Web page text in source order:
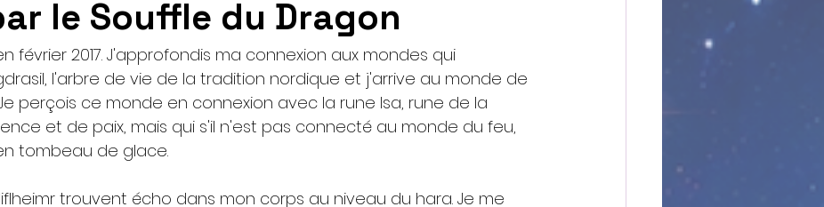
La Danse Méditative Espace Quantique Passages des Saisons
le Souffle du Dragon
février 2017. J'approfondis ma connexion aux mondes qui
l'arbre de vie de la tradition nordique et j'arrive au monde de
perçois ce monde en connexion avec la rune Isa, rune de la
et de paix, mais qui s'il n'est pas connecté au monde du feu,
tombeau de glace.
trouvent écho dans mon corps au niveau du hara. Je me